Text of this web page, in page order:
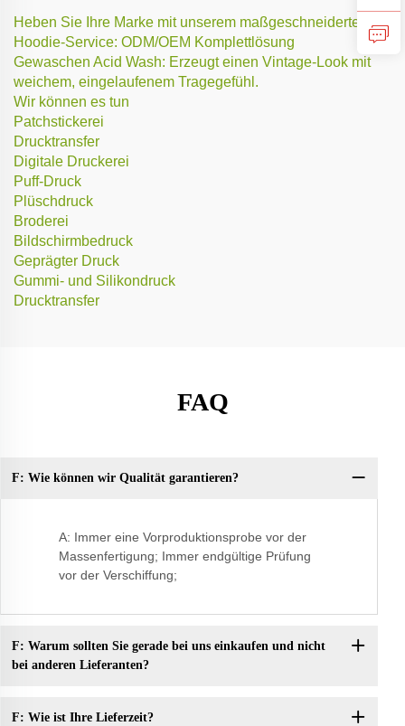
Heben Sie Ihre Marke mit unserem maßgeschneiderten
Hoodie-Service: ODM/OEM Komplettlösung
Gewaschen Acid Wash: Erzeugt einen Vintage-Look mit
weichem, eingelaufenem Tragegefühl.
Wir können es tun
Patchstickerei
Drucktransfer
Digitale Druckerei
Puff-Druck
Plüschdruck
Broderei
Bildschirmbedruck
Geprägter Druck
Gummi- und Silikondruck
Drucktransfer
FAQ
F: Wie können wir Qualität garantieren?
A: Immer eine Vorproduktionsprobe vor der
Massenfertigung; Immer endgültige Prüfung
vor der Verschiffung;
F: Warum sollten Sie gerade bei uns einkaufen und nicht
bei anderen Lieferanten?
F: Wie ist Ihre Lieferzeit?